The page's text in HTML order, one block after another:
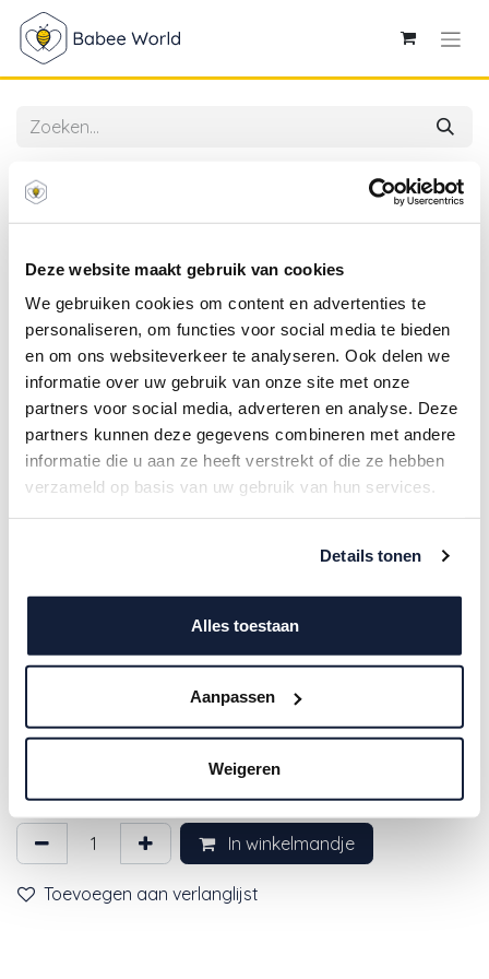
Deze website maakt gebruik van cookies
We gebruiken cookies om content en advertenties te
personaliseren, om functies voor social media te bieden
en om ons websiteverkeer te analyseren. Ook delen we
informatie over uw gebruik van onze site met onze
partners voor social media, adverteren en analyse. Deze
partners kunnen deze gegevens combineren met andere
informatie die u aan ze heeft verstrekt of die ze hebben
verzameld op basis van uw gebruik van hun services.
Details tonen
Alles toestaan
Aanpassen
Weigeren
4SO | Handdoek Caramel/Sand 180x100cm
4SO | Handdoek Caramel/Sand
180x100cm
In winkelmandje
Toevoegen aan verlanglijst